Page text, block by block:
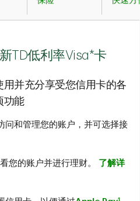
TD低利率Visa*卡
并充分享受您信用卡的各
功能
问和管理您的账户，并可选择接
您的账户并进行理财。
了解详
1